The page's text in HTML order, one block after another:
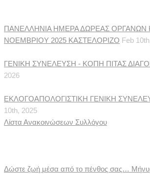
ΠΑΝΕΛΛΗΝΙΑ ΗΜΕΡΑ ΔΩΡΕΑΣ ΟΡΓΑΝΩΝ
ΝΟΕΜΒΡΙΟΥ 2025 ΚΑΣΤΕΛΟΡΙΖΟ Feb
ΓΕΝΙΚΗ ΣΥΝΕΛΕΥΣΗ - ΚΟΠΗ ΠΙΤΑΣ
2026
ΕΚΛΟΓΟΑΠΟΛΟΓΙΣΤΙΚΗ ΓΕΝΙΚΗ
10th, 2025
Λίστα Ανακοινώσεων Συλλόγου
Δώστε ζωή μέσα από το πένθος σας…